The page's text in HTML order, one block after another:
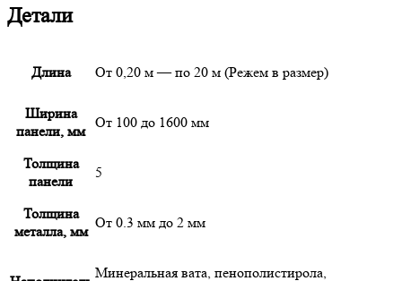
Детали
Длина От 0,20 м — по 20 м (Режем в размер)
Ширина
панели, мм
От 100 до 1600 мм
Толщина
панели
5
Толщина
металла, мм
От 0.3 мм до 2 мм
Минеральная вата, пенополистирола,